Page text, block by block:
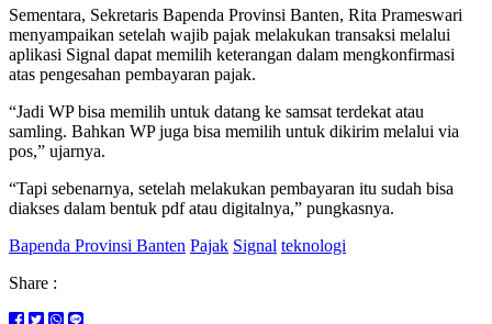
Sementara, Sekretaris Bapenda Provinsi Banten, Rita Prameswari
menyampaikan setelah wajib pajak melakukan transaksi melalui
aplikasi Signal dapat memilih keterangan dalam mengkonfirmasi
atas pengesahan pembayaran pajak.
“Jadi WP bisa memilih untuk datang ke samsat terdekat atau
samling. Bahkan WP juga bisa memilih untuk dikirim melalui via
pos,” ujarnya.
“Tapi sebenarnya, setelah melakukan pembayaran itu sudah bisa
diakses dalam bentuk pdf atau digitalnya,” pungkasnya.
Bapenda Provinsi Banten Pajak Signal teknologi
Share :